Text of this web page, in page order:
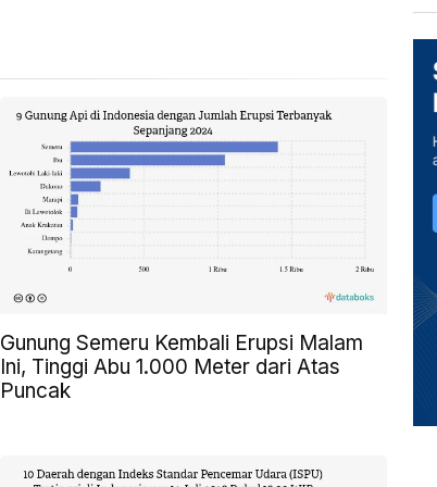
Gunung Semeru Kembali Erupsi Malam
Ini, Tinggi Abu 1.000 Meter dari Atas
Puncak